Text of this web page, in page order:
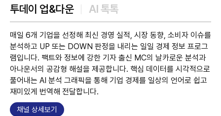
투데이 업&다운 AI 톡톡
매일 6개 기업을 선정해 최신 경영 실적, 시장 동향, 소비자 이슈를
분석하고 UP 또는 DOWN 판정을 내리는 일일 경제 정보 프로그
램입니다. 팩트와 정보에 강한 기자 출신 MC의 날카로운 분석과
아나운서의 공감형 해설을 제공합니다. 핵심 데이터를 시각적으로
풀어내는 AI 분석 그래픽을 통해 기업 경제를 일상의 언어로 쉽고
재미있게 번역해 전달합니다.
채널 상세보기